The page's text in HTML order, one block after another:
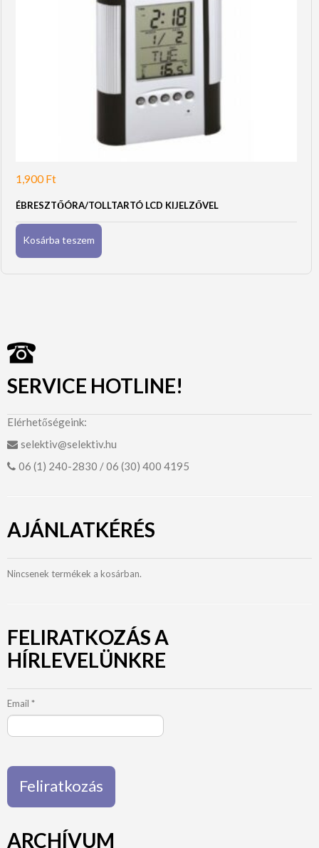
1,900Ft
ÉBRESZTŐÓRA/TOLLTARTÓ LCD KIJELZŐVEL
Kosárba teszem
SERVICE HOTLINE!
Elérhetőségeink:
selektiv@selektiv.hu
06 (1) 240-2830 / 06 (30) 400 4195
AJÁNLATKÉRÉS
Nincsenek termékek a kosárban.
FELIRATKOZÁS A
HÍRLEVELÜNKRE
Email *
ARCHÍVUM